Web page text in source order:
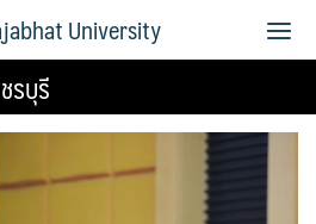
University
รบุรี